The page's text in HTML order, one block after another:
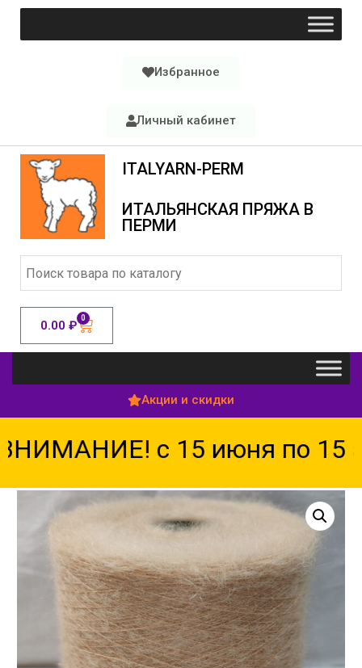
Избранное
Личный кабинет
ITALYARN-PERM
ИТАЛЬЯНСКАЯ ПРЯЖА В
ПЕРМИ
0.00 ₽ 0
Акции и скидки
с 15 июня по 15